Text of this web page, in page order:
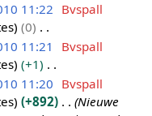
11:22
Bvspall
0
11:21
Bvspall
+1
11:20
Bvspall
+892
Nieuwe